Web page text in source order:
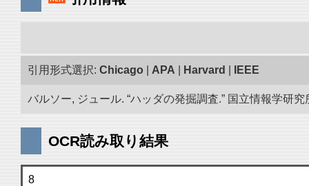
引用形式選択: Chicago APA Harvard IEEE
バルソー, ジュール. “ハッダの発掘調査.” 国立情報学研
OCR読み取り結果
8